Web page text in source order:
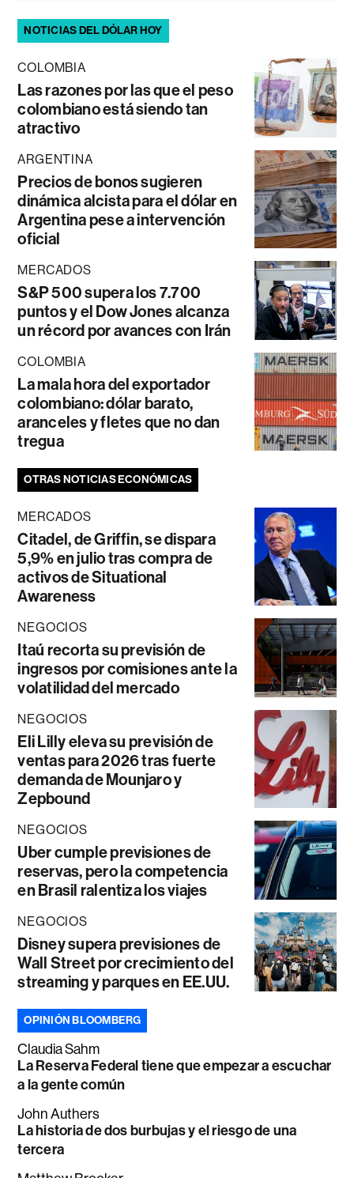
NOTICIAS DEL DÓLAR HOY
COLOMBIA
Las razones por las que el peso
colombiano está siendo tan
atractivo
ARGENTINA
Precios de bonos sugieren
dinámica alcista para el dólar en
Argentina pese a intervención
oficial
MERCADOS
S&P 500 supera los 7.700
puntos y el Dow Jones alcanza
un récord por avances con Irán
COLOMBIA
La mala hora del exportador
colombiano: dólar barato,
aranceles y fletes que no dan
tregua
OTRAS NOTICIAS ECONÓMICAS
MERCADOS
Citadel, de Griffin, se dispara
5,9% en julio tras compra de
activos de Situational
Awareness
NEGOCIOS
Itaú recorta su previsión de
ingresos por comisiones ante la
volatilidad del mercado
NEGOCIOS
Eli Lilly eleva su previsión de
ventas para 2026 tras fuerte
demanda de Mounjaro y
Zepbound
NEGOCIOS
Uber cumple previsiones de
reservas, pero la competencia
en Brasil ralentiza los viajes
NEGOCIOS
Disney supera previsiones de
Wall Street por crecimiento del
streaming y parques en EE.UU.
OPINIÓN BLOOMBERG
Claudia Sahm
La Reserva Federal tiene que empezar a escuchar
a la gente común
John Authers
La historia de dos burbujas y el riesgo de una
tercera